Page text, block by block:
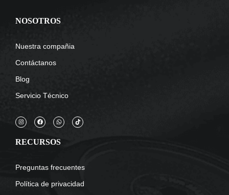
NOSOTROS
Nuestra compañia
Contáctanos
Blog
Servicio Técnico
RECURSOS
Preguntas frecuentes
Política de privacidad